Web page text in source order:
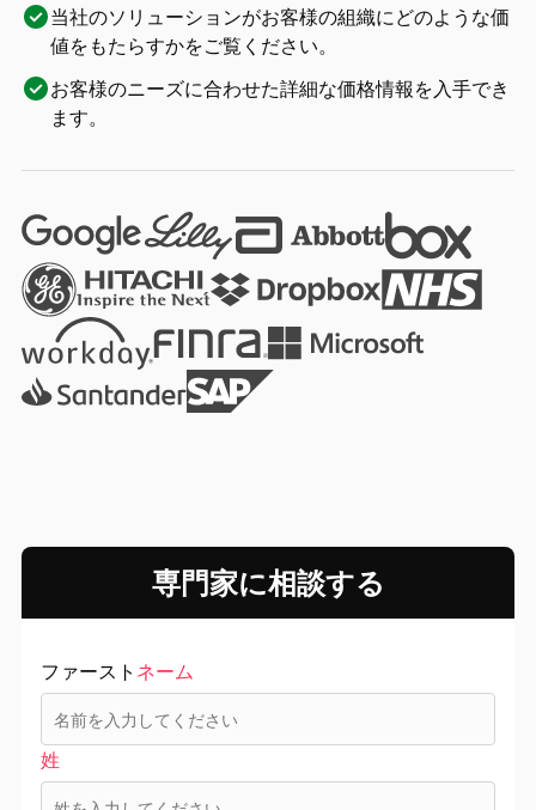
当社のソリューションがお客様の組織にどのような価
値をもたらすかをご覧ください。
お客様のニーズに合わせた詳細な価格情報を入手でき
ます。
専門家に相談する
ファースト ネーム
姓